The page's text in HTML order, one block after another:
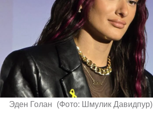
Эден Голан (Фото: Шмулик Давидпур)